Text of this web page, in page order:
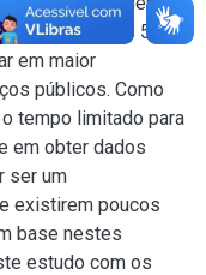
acima dos 50
em maior
públicos. Como
tempo limitado para
em obter dados
ser um
existirem poucos
base nestes
estudo com os